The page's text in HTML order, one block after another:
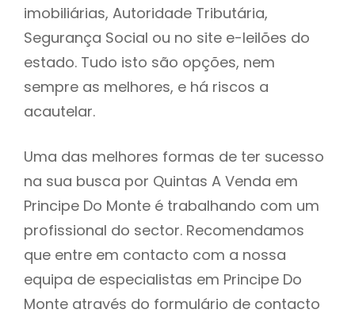
imobiliárias, Autoridade Tributária,
Segurança Social ou no site e-leilões do
estado. Tudo isto são opções, nem
sempre as melhores, e há riscos a
acautelar.
Uma das melhores formas de ter sucesso
na sua busca por Quintas A Venda em
Principe Do Monte é trabalhando com um
profissional do sector. Recomendamos
que entre em contacto com a nossa
equipa de especialistas em Principe Do
Monte através do formulário de contacto